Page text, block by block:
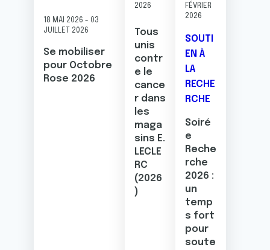
18 MAI 2026 - 03
JUILLET 2026
Se mobiliser
pour Octobre
Rose 2026
2026
Tous
unis
contr
e le
cance
r dans
les
maga
sins E.
LECLE
RC
(2026
)
FÉVRIER
2026
SOUTI
EN À
LA
RECHE
RCHE
Soiré
e
Reche
rche
2026 :
un
temp
s fort
pour
soute